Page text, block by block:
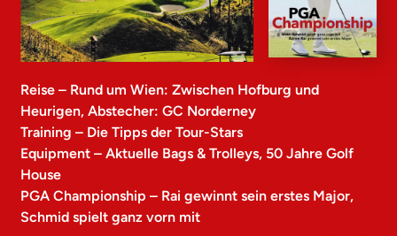
Reise – Rund um Wien: Zwischen Hofburg und
Heurigen, Abstecher: GC Norderney
Training – Die Tipps der Tour-Stars
Equipment – Aktuelle Bags & Trolleys, 50 Jahre Golf
House
PGA Championship – Rai gewinnt sein erstes Major,
Schmid spielt ganz vorn mit